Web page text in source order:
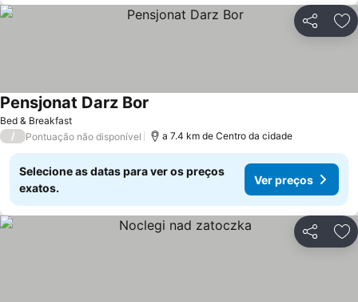
Partilhar
Bed & Breakfast
Pensjonat Darz Bor
/ Pontuação não disponível a 7.4 km de Centro da cidade
Selecione as datas para ver os preços
exatos.
Ver preços
Partilhar